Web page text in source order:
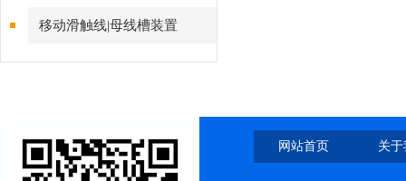
移动滑触线|母线槽装置
网站首页 关